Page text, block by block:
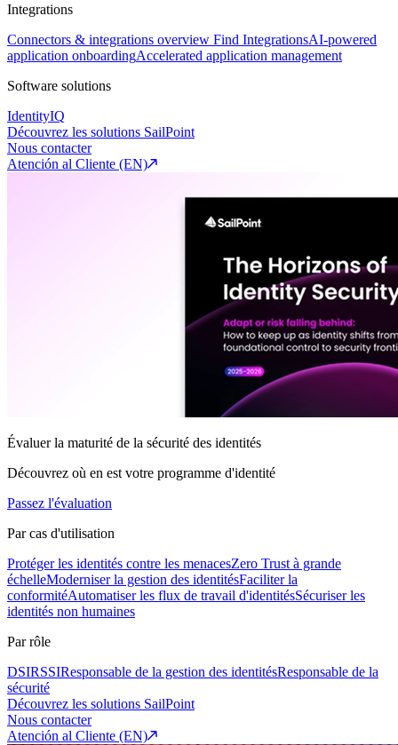
Integrations
Connectors & integrations overview Find IntegrationsAI-powered
application onboardingAccelerated application management
Software solutions
IdentityIQ
Découvrez les solutions SailPoint
Nous contacter
Atención al Cliente (EN)
Évaluer la maturité de la sécurité des identités
Découvrez où en est votre programme d'identité
Passez l'évaluation
Par cas d'utilisation
Protéger les identités contre les menacesZero Trust à grande
échelleModerniser la gestion des identitésFaciliter la
conformitéAutomatiser les flux de travail d'identitésSécuriser les
identités non humaines
Par rôle
DSIRSSIResponsable de la gestion des identitésResponsable de la
sécurité
Découvrez les solutions SailPoint
Nous contacter
Atención al Cliente (EN)